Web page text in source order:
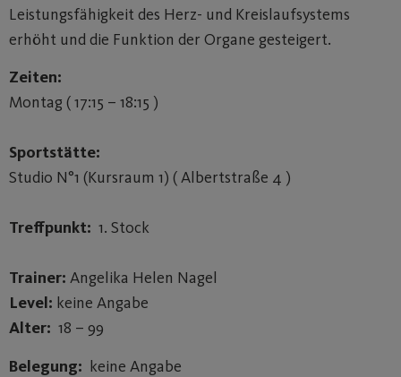
Leistungsfähigkeit des Herz- und Kreislaufsystems
erhöht und die Funktion der Organe gesteigert.
Zeiten:
Montag ( 17:15 – 18:15 )
Sportstätte:
Studio N°1 (Kursraum 1) ( Albertstraße 4 )
Treffpunkt: 1. Stock
Trainer: Angelika Helen Nagel
Level: keine Angabe
Alter: 18 – 99
Belegung: keine Angabe